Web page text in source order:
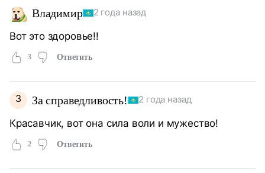
Владимир 2 года назад
Вот это здоровье!!
3 Ответить
З За справедливость! 2 года назад
Красавчик, вот она сила воли и мужество!
2 Ответить